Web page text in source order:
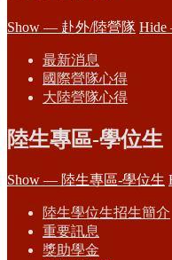
Show — 赴外/陸營隊
最新消息
國際營隊心得
大陸營隊心得
陸生專區-學位生
Show — 陸生專區-學位生
陸生學位生招生簡介
重要訊息
獎助學金